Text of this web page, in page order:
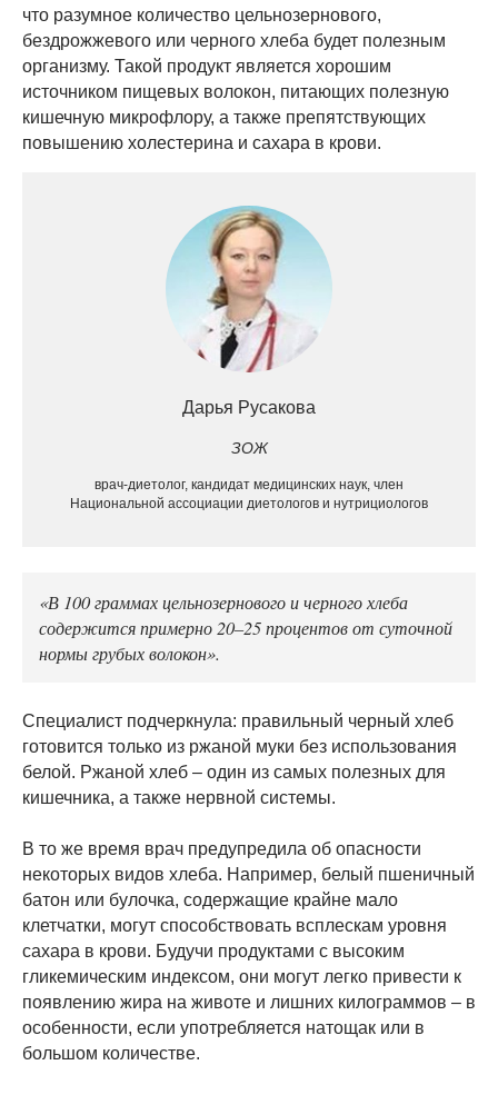
что разумное количество цельнозернового,
бездрожжевого или черного хлеба будет полезным
организму. Такой продукт является хорошим
источником пищевых волокон, питающих полезную
кишечную микрофлору, а также препятствующих
повышению холестерина и сахара в крови.
Дарья Русакова
ЗОЖ
врач-диетолог, кандидат медицинских наук, член
Национальной ассоциации диетологов и нутрициологов
«В 100 граммах цельнозернового и черного хлеба
содержится примерно 20–25 процентов от суточной
нормы грубых волокон».
Специалист подчеркнула: правильный черный хлеб
готовится только из ржаной муки без использования
белой. Ржаной хлеб – один из самых полезных для
кишечника, а также нервной системы.
В то же время врач предупредила об опасности
некоторых видов хлеба. Например, белый пшеничный
батон или булочка, содержащие крайне мало
клетчатки, могут способствовать всплескам уровня
сахара в крови. Будучи продуктами с высоким
гликемическим индексом, они могут легко привести к
появлению жира на животе и лишних килограммов – в
особенности, если употребляется натощак или в
большом количестве.